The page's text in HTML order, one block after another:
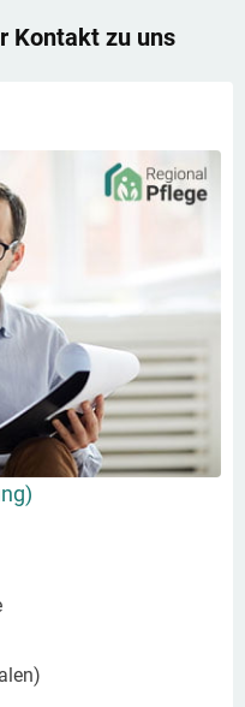
Kontakt zu uns